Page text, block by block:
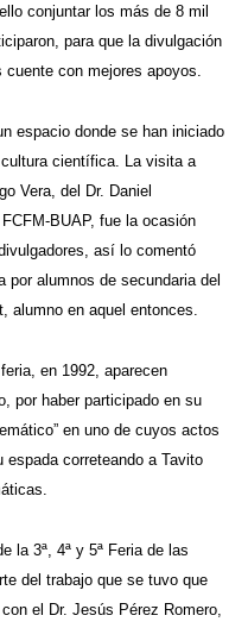
conjuntar los más de 8 mil
para que la divulgación
con mejores apoyos.
espacio donde se han iniciado
científica. La visita a
Vera, del Dr. Daniel
BUAP, fue la ocasión
así lo comentó
por alumnos de secundaria del
alumno en aquel entonces.
en 1992, aparecen
por haber participado en su
en uno de cuyos actos
correteando a Tavito
la 3ª, 4ª y 5ª Feria de las
del trabajo que se tuvo que
el Dr. Jesús Pérez Romero,